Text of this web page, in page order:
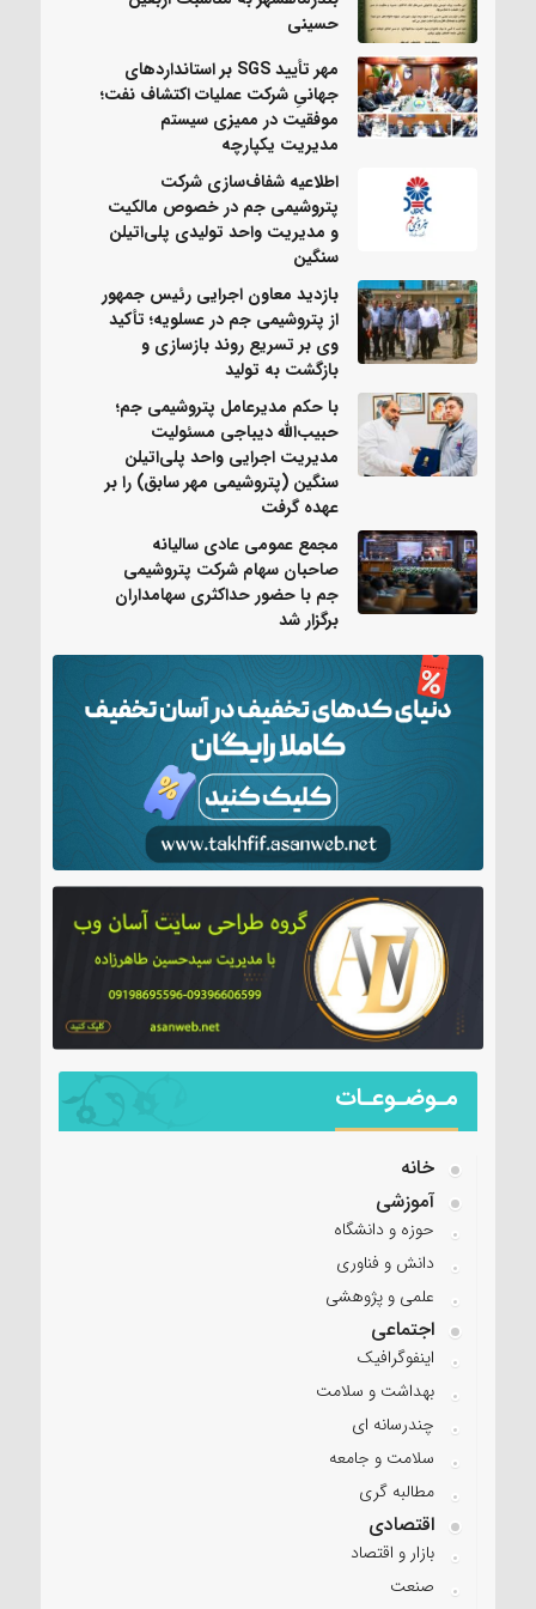
حسینی
مهر تأیید SGS بر استانداردهای
جهانیِ شرکت عملیات اکتشاف نفت؛
موفقیت در ممیزی سیستم
مدیریت یکپارچه
اطلاعیه شفاف‌سازی شرکت
پتروشیمی جم در خصوص مالکیت
و مدیریت واحد تولیدی پلی‌اتیلن
سنگین
بازدید معاون اجرایی رئیس جمهور
از پتروشیمی جم در عسلویه؛ تأکید
وی بر تسریع روند بازسازی و
بازگشت به تولید
با حکم مدیرعامل پتروشیمی جم؛
حبیب‌الله دیباجی مسئولیت
مدیریت اجرایی واحد پلی‌اتیلن
سنگین (پتروشیمی مهر سابق) را بر
عهده گرفت
مجمع عمومی عادی سالیانه
صاحبان سهام شرکت پتروشیمی
جم با حضور حداکثری سهامداران
برگزار شد
مـوضـوعـات
خانه
آموزشی
حوزه و دانشگاه
دانش و فناوری
علمی و پژوهشی
اجتماعی
اینفوگرافیک
بهداشت و سلامت
چندرسانه ای
سلامت و جامعه
مطالبه گری
اقتصادی
بازار و اقتصاد
صنعت